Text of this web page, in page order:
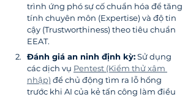
trình ứng phó sự cố chuẩn hóa để tăng
tính chuyên môn (Expertise) và độ tin
cậy (Trustworthiness) theo tiêu chuẩn
EEAT.
Đánh giá an ninh định kỳ: Sử dụng
các dịch vụ Pentest (Kiểm thử xâm
nhập) để chủ động tìm ra lỗ hổng
trước khi AI của kẻ tấn công làm điều